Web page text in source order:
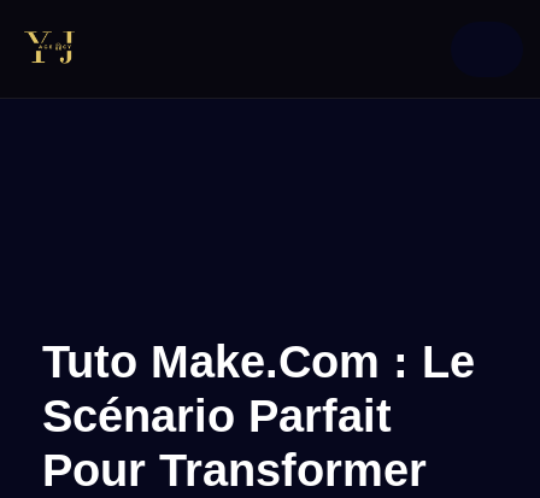
Tuto Make.com : Le
Scénario Parfait
Pour Transformer